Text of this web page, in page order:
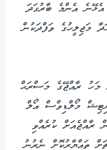
އެޅޭނެ އެންމެ ބާރުގަދަ
މަޖިލީހުގެ ވަފްދަކުން
މަހު ރާއްޖޭގެ މަސްރަޙް
މޯލްޑިވްސް އޯލް
ރާއްޖެއަށް ކުރެއްވި
ތައްޔާރުކޮށް ނެރުނު